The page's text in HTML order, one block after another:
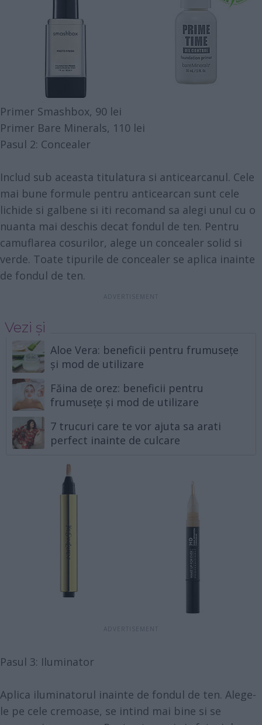
Primer Smashbox, 90 lei
Primer Bare Minerals, 110 lei
Pasul 2: Concealer
Includ sub aceasta titulatura si anticearcanul. Cele
mai bune formule pentru anticearcan sunt cele
lichide si galbene si iti recomand sa alegi unul cu o
nuanta mai deschis decat fondul de ten. Pentru
camuflarea cosurilor, alege un concealer solid si
verde. Toate tipurile de concealer se aplica inainte
de fondul de ten.
Vezi și
Aloe Vera: beneficii pentru frumusețe
și mod de utilizare
Făina de orez: beneficii pentru
frumusețe și mod de utilizare
7 trucuri care te vor ajuta sa arati
perfect inainte de culcare
Pasul 3: Iluminator
Aplica iluminatorul inainte de fondul de ten. Alege-
le pe cele cremoase, se intind mai bine si se